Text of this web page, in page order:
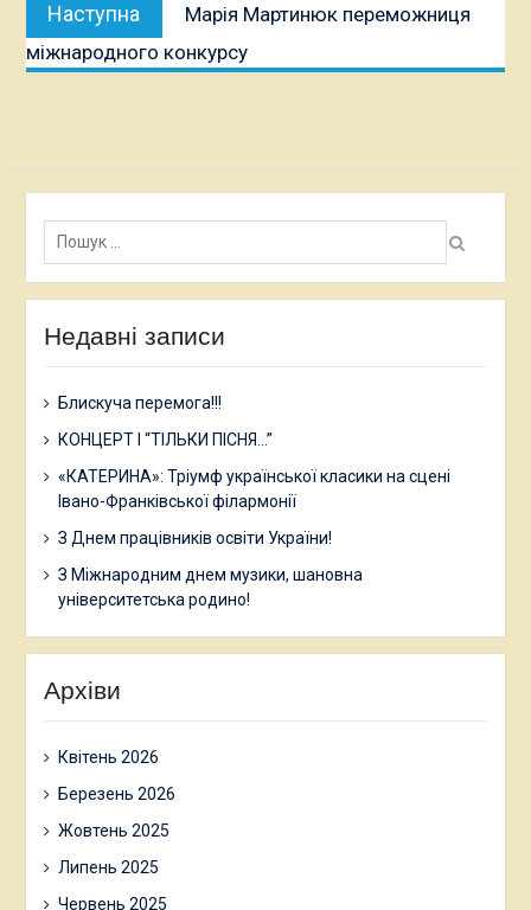
Наступна
публікація:
Марія Мартинюк переможниця
міжнародного конкурсу
Пошук:
Недавні записи
Блискуча перемога!!!
КОНЦЕРТ І “ТІЛЬКИ ПІСНЯ…”
«КАТЕРИНА»: Тріумф української класики на сцені
Івано-Франківської філармонії
З Днем працівників освіти України!
З Міжнародним днем музики, шановна
університетська родино!
Архіви
Квітень 2026
Березень 2026
Жовтень 2025
Липень 2025
Червень 2025